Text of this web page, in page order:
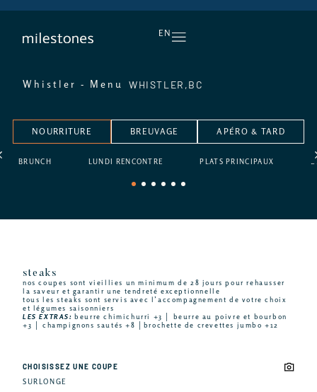
EN
Whistler - Menu WHISTLER,BC
NOURRITURE BREUVAGE APÉRO & TARD
BRUNCH LUNDI RENCONTRE PLATS PRINCIPAUX
steaks
nos coupes sont vieillies un minimum de 28 jours pour rehausser
la saveur et garantir une tendreté exceptionnelle
tous les steaks sont servis avec l’accompagnement de votre choix
et légumes saisonniers
LES EXTRAS:beurre chimichurri +3 │ beurre au poivre et bourbon
+3 │ champignons sautés +8 │brochette de crevettes jumbo +12
CHOISISSEZ UNE COUPE
SURLONGE